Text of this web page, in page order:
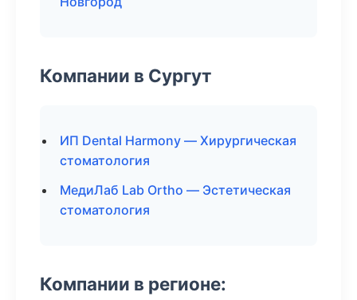
Компании в Сургут
ИП Dental Harmony — Хирургическая
стоматология
МедиЛаб Lab Ortho — Эстетическая
стоматология
Компании в регионе: